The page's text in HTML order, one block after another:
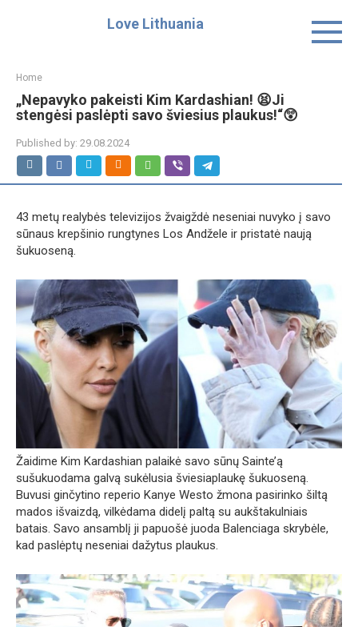
Love Lithuania
Home
„Nepavyko pakeisti Kim Kardashian! 😫Ji
stengėsi paslėpti savo šviesius plaukus!“😲
Published by: 29.08.2024
43 metų realybės televizijos žvaigždė neseniai nuvyko į savo
sūnaus krepšinio rungtynes ​​Los Andžele ir pristatė naują
šukuoseną.
Žaidime Kim Kardashian palaikė savo sūnų Sainte’ą
sušukuodama galvą sukėlusia šviesiaplaukę šukuoseną.
Buvusi ginčytino reperio Kanye Westo žmona pasirinko šiltą
mados išvaizdą, vilkėdama didelį paltą su aukštakulniais
batais. Savo ansamblį ji papuošė juoda Balenciaga skrybėle,
kad paslėptų neseniai dažytus plaukus.